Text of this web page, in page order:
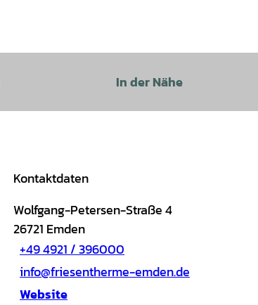
In der Nähe
Kontaktdaten
Wolfgang-Petersen-Straße 4
26721 Emden
+49 4921 / 396000
info@friesentherme-emden.de
Website